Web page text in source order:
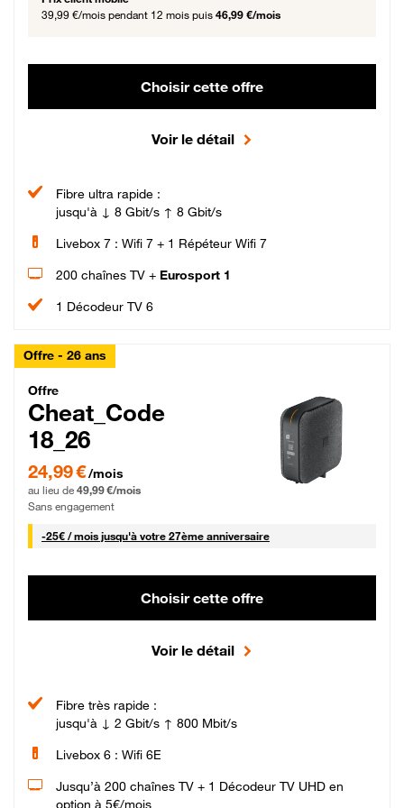
39,99 €/mois pendant 12 mois puis 46,99 €/mois
Choisir cette offre
Voir le détail
Fibre ultra rapide :
jusqu'à ↓ 8 Gbit/s ↑ 8 Gbit/s
Livebox 7 : Wifi 7 + 1 Répéteur Wifi 7
200 chaînes TV + Eurosport 1
1 Décodeur TV 6
Offre - 26 ans
Cheat_Code Fibre_18_26
Offre
Cheat_Code
18_26
24,99 € par mois pendant 0 mois puis 49,99 € par mois, Sans engagement
24,99 €/mois
au lieu de 49,99 €/mois
Sans engagement
-25€ / mois25 € par mois
jusqu'à votre 27ème anniversaire
Choisir cette offre
Voir le détail
Fibre très rapide :
jusqu'à ↓ 2 Gbit/s ↑ 800 Mbit/s
Livebox 6 : Wifi 6E
Jusqu’à 200 chaînes TV + 1 Décodeur TV UHD en
option à 5€/mois